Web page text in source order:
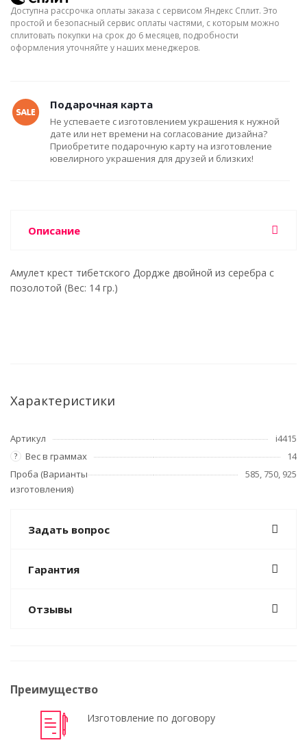
Доступна рассрочка оплаты заказа с сервисом Яндекс Сплит. Это
простой и безопасный сервис оплаты частями, с которым можно
сплитовать покупки на срок до 6 месяцев, подробности
оформления уточняйте у наших менеджеров.
Подарочная карта
Не успеваете с изготовлением украшения к нужной
дате или нет времени на согласование дизайна?
Приобретите подарочную карту на изготовление
ювелирного украшения для друзей и близких!
Описание
Амулет крест тибетского Дордже двойной из серебра с
позолотой (Вес: 14 гр.)
Характеристики
Артикул i4415
? Вес в граммах
14
Проба (Варианты
изготовления)
585, 750, 925
Задать вопрос
Гарантия
Отзывы
Преимущество
Изготовление по договору